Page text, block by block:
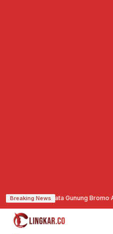
Breaking News
Akses Wisata Gunung Bromo·